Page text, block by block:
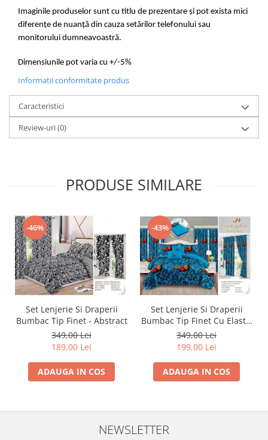
Imaginile produselor sunt cu titlu de prezentare și pot exista mici
diferențe de nuanță din cauza setărilor telefonului sau
monitorului dumneavoastră.
Dimensiunile pot varia cu +/-5%
Informatii conformitate produs
Caracteristici
Review-uri(0)
PRODUSE SIMILARE
-46%
Set Lenjerie Si Draperii
Bumbac Tip Finet - Abstract
349,00 Lei
189,00 Lei
ADAUGA IN COS
-43%
Set Lenjerie Si Draperii
Bumbac Tip Finet Cu Elastic
- Dansul Fluturilor
349,00 Lei
199,00 Lei
ADAUGA IN COS
NEWSLETTER